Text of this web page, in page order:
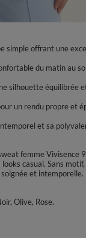
simple offrant une
du matin au
silhouette
un rendu propre
et sa
femme
casual. Sans
et intemporelle.
Olive, Rose.